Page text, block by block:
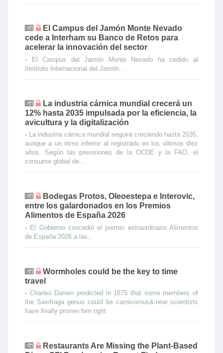
El Campus del Jamón Monte Nevado
cede a Interham su Banco de Retos para
acelerar la innovación del sector
- El Campus del Jamón Monte Nevado ha cedido al
Instituto Internacional del Jamón...
La industria cárnica mundial crecerá un
12% hasta 2035 impulsada por la eficiencia, la
avicultura y la digitalización
- La industria cárnica mundial seguirá creciendo hasta 2035,
aunque a un ritmo inferior al registrado en los últimos diez
años. Según las previsiones de la OCDE y la FAO, el
consumo global de...
Bodegas Protos, Oleoestepa e Interovic,
entre los galardonados en los Premios
Alimentos de España 2026
- El Gobierno concedió el premio extraordinario Alimentos
de España 2026 a las...
Wormholes could be the key to time
travel
- Charles Darwin predicted in 1875 that some members of
the Saxifraga genus could be carnivorous&-now scientists
have finally proven him right
Restaurants Are Missing the Plant-Based